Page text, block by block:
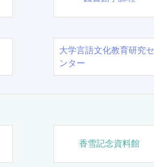
大学言語文化教育研究セ
ンター
香雪記念資料館